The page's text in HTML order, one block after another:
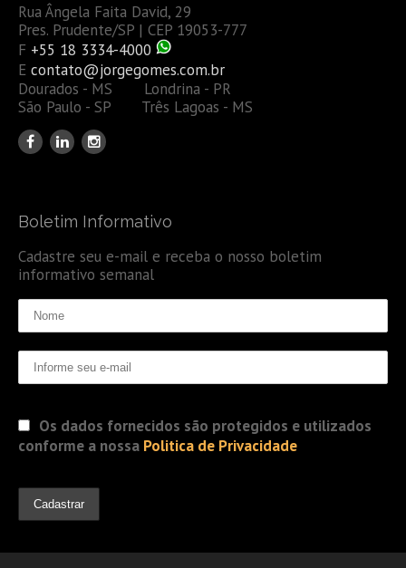
Rua Ângela Faita David, 29
Pres. Prudente/SP | CEP 19053-777
F +55 18 3334-4000
E contato@jorgegomes.com.br
Dourados - MS Londrina - PR
São Paulo - SP Três Lagoas - MS
Boletim Informativo
Cadastre seu e-mail e receba o nosso boletim
informativo semanal
Os dados fornecidos são protegidos e utilizados
conforme a nossa Politica de Privacidade